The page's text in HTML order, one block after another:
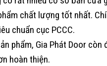
chất lượng tốt nhất.
chuẩn cục PCCC.
phẩm, Gia Phát Door
hoàn thiện.